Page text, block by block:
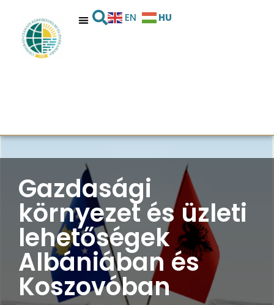
EN HU
Gazdasági
környezet és üzleti
lehetőségek
Albániában és
Koszovóban